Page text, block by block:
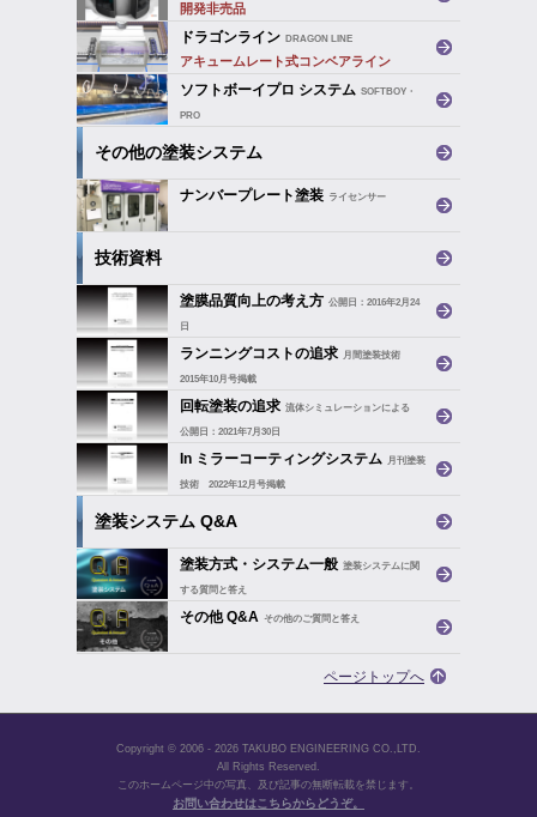
開発非売品
ドラゴンライン DRAGON LINE
アキュームレート式コンベアライン
ソフトボーイプロ システム SOFTBOY・
PRO
その他の塗装システム
ナンバープレート塗装 ライセンサー
技術資料
塗膜品質向上の考え方 公開日：2016年2月24
日
著者：技術開発部長 西川 俊博
ランニングコストの追求 月間塗装技術
2015年10月号掲載
著者：技術開発部長 西川 俊博
回転塗装の追求 流体シミュレーションによる
公開日：2021年7月30日
著者：技術開発部 小島 光
In ミラーコーティングシステム 月刊塗装
技術 2022年12月号掲載
小島 光
塗装システム Q&A
塗装方式・システム一般 塗装システムに関
する質問と答え
その他 Q&A その他のご質問と答え
ページトップへ
Copyright © 2006 - 2026 TAKUBO ENGINEERING CO.,LTD.
All Rights Reserved.
このホームページ中の写真、及び記事の無断転載を禁じます。
お問い合わせはこちらからどうぞ。